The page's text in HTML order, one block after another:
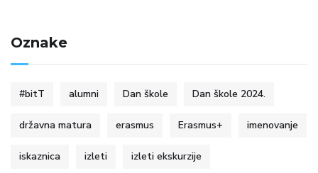
Oznake
#bitT alumni Dan škole Dan škole 2024.
državna matura erasmus Erasmus+ imenovanje
iskaznica izleti izleti ekskurzije